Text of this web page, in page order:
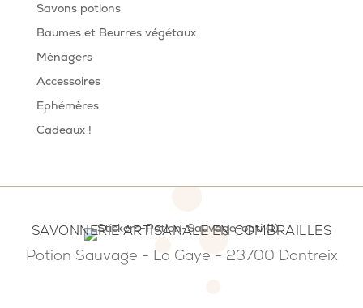
Savons potions
Baumes et Beurres végétaux
Ménagers
Accessoires
Ephémères
Cadeaux !
SAVONNERIE ARTISANALE EN COMBRAILLES
Potion Sauvage - La Gaye - 23700 Dontreix